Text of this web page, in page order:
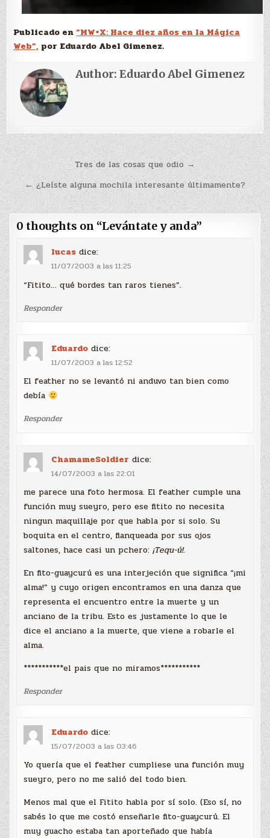
Publicado en“MW+X: Hace diez años en la Mágica
Web”, por Eduardo Abel Gimenez.
Author:Eduardo Abel Gimenez
Navegación
de
entradas
Tres de las cosas que odio →
← ¿Leíste alguna mochila interesante últimamente?
0 thoughts on “Levántate y anda”
lucas dice:
11/07/2003 a las 11:25
“Fitito… qué bordes tan raros tienes”.
Responder
Eduardo dice:
11/07/2003 a las 12:52
El feather no se levantó ni anduvo tan bien como
debía
Responder
ChamameSoldier dice:
14/07/2003 a las 22:01
me parece una foto hermosa. El feather cumple una
función muy sueyro, pero ese fitito no necesita
ningun maquillaje por que habla por si solo. Su
boquita en el centro, flanqueada por sus ojos
saltones, hace casi un pchero:¡Tequ-ú!.
En fito-guaycurú es una interjeción que significa “¡mi
alma!” y cuyo origen encontramos en una danza que
representa el encuentro entre la muerte y un
anciano de la tribu. Esto es justamente lo que le
dice el anciano a la muerte, que viene a robarle el
alma.
***********el pais que no miramos***********
Responder
Eduardo dice:
15/07/2003 a las 03:46
Yo quería que el feather cumpliese una función muy
sueyro, pero no me salió del todo bien.
Menos mal que el Fitito habla por sí solo. (Eso sí, no
sabés lo que me costó enseñarle fito-guaycurú. El
muy guacho estaba tan aporteñado que había